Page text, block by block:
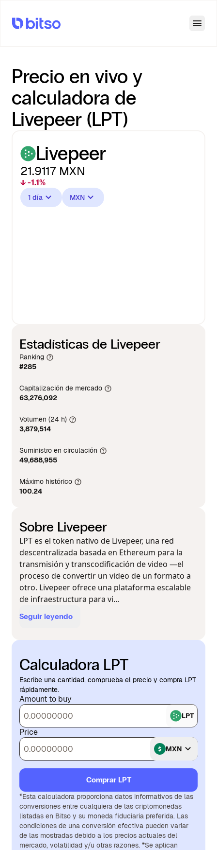
Precio en vivo y
calculadora de
Livepeer (LPT)
Livepeer
21.9117 MXN
↓ -1.1%
1 día MXN
Estadísticas de Livepeer
Ranking
#285
Capitalización de mercado
63,276,092
Volumen (24 h)
3,879,514
Suministro en circulación
49,688,955
Máximo histórico
100.24
Sobre Livepeer
LPT es el token nativo de Livepeer, una red
descentralizada basada en Ethereum para la
transmisión y transcodificación de video —el
proceso de convertir un video de un formato a
otro. Livepeer ofrece una plataforma escalable
de infraestructura para vi...
Seguir leyendo
Calculadora LPT
Escribe una cantidad, comprueba el precio y compra LPT
rápidamente.
Amount to buy
LPT
Price
MXN
Comprar LPT
*Esta calculadora proporciona datos informativos de las
conversiones entre cualquiera de las criptomonedas
listadas en Bitso y su moneda fiduciaria preferida. Las
condiciones de una conversión efectiva pueden variar
de las mostradas debido a los precios actuales del
mercado, volatilidad y/u otras razones. *Se aplican